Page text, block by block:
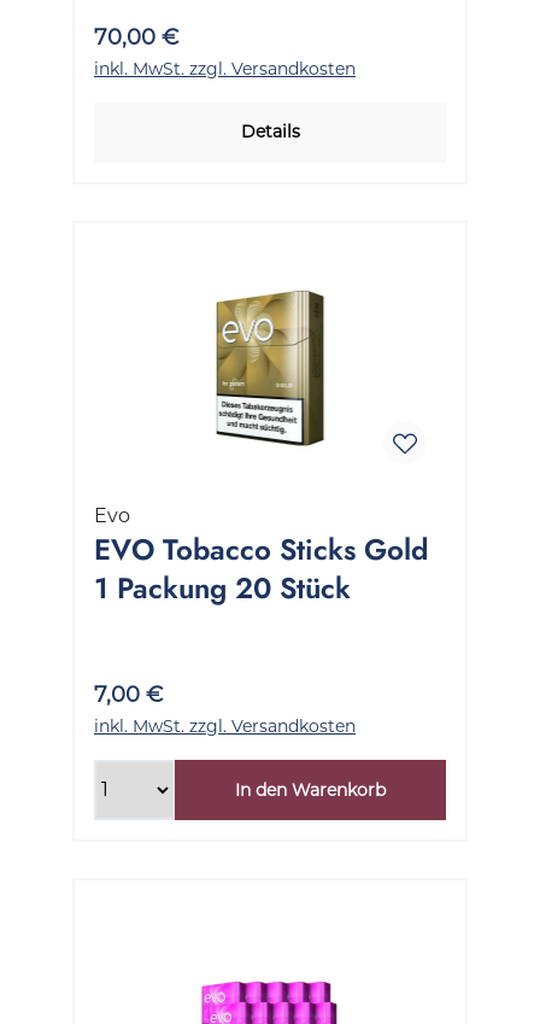
70,00 €
inkl. MwSt. zzgl. Versandkosten
Details
Evo
EVO Tobacco Sticks Gold
1 Packung 20 Stück
7,00 €
inkl. MwSt. zzgl. Versandkosten
In den Warenkorb